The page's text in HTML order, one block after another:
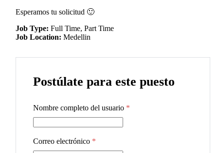
Esperamos tu solicitud 🙂
Job Type: Full Time Part Time
Job Location: Medellin
Postúlate para este puesto
Nombre completo del usuario *
Correo electrónico *